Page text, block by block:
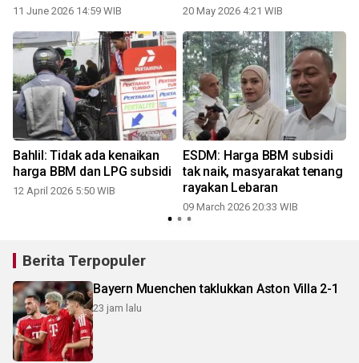
11 June 2026 14:59 WIB 20 May 2026 4:21 WIB
Bahlil: Tidak ada kenaikan
harga BBM dan LPG subsidi
12 April 2026 5:50 WIB
ESDM: Harga BBM subsidi
tak naik, masyarakat tenang
rayakan Lebaran
09 March 2026 20:33 WIB
Berita Terpopuler
Bayern Muenchen taklukkan Aston Villa 2-1
23 jam lalu